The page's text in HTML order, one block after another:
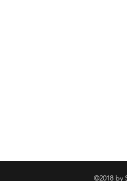
©2018 by